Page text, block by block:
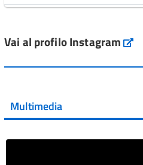
Vai al post →
Vai al post →
Vai al profilo Instagram
Multimedia